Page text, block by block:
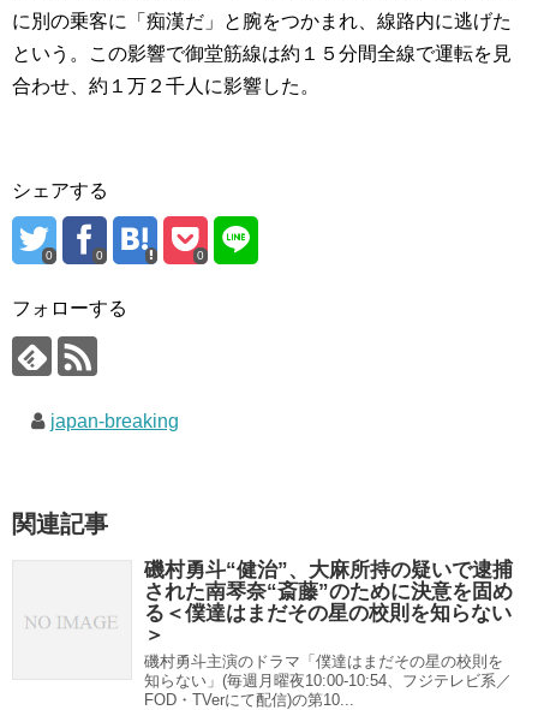
に別の乗客に「痴漢だ」と腕をつかまれ、線路内に逃げた
という。この影響で御堂筋線は約１５分間全線で運転を見
合わせ、約１万２千人に影響した。
シェアする
0 0 0
フォローする
japan-breaking
関連記事
磯村勇斗“健治”、大麻所持の疑いで逮捕
された南琴奈“斎藤”のために決意を固め
る＜僕達はまだその星の校則を知らない
＞
磯村勇斗主演のドラマ「僕達はまだその星の校則を
知らない」(毎週月曜夜10:00-10:54、フジテレビ系／
FOD・TVerにて配信)の第10...